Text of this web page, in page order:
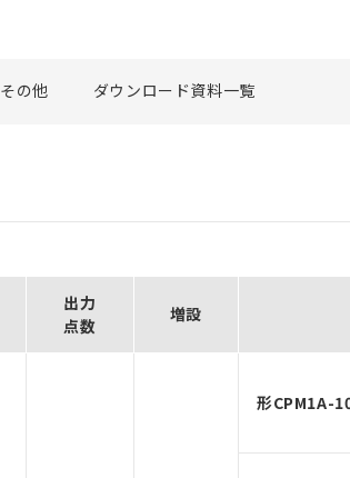
その他 ダウンロード資料一覧
出力
点数
増設
形CPM1A-